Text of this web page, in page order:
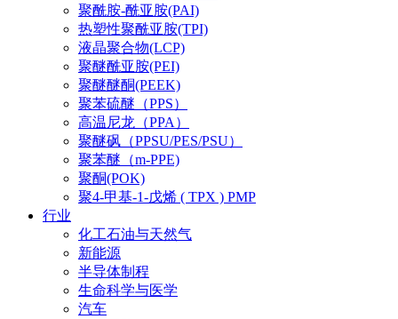
聚酰胺-酰亚胺(PAI)
热塑性聚酰亚胺(TPI)
液晶聚合物(LCP)
聚醚酰亚胺(PEI)
聚醚醚酮(PEEK)
聚苯硫醚（PPS）
高温尼龙（PPA）
聚醚砜（PPSU/PES/PSU）
聚苯醚（m-PPE)
聚酮(POK)
聚4-甲基-1-戊烯 ( TPX ) PMP
行业
化工石油与天然气
新能源
半导体制程
生命科学与医学
汽车